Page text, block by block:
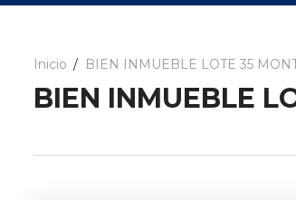
Inicio BIEN INMUEBLE LOTE 35
BIEN INMUEBLE